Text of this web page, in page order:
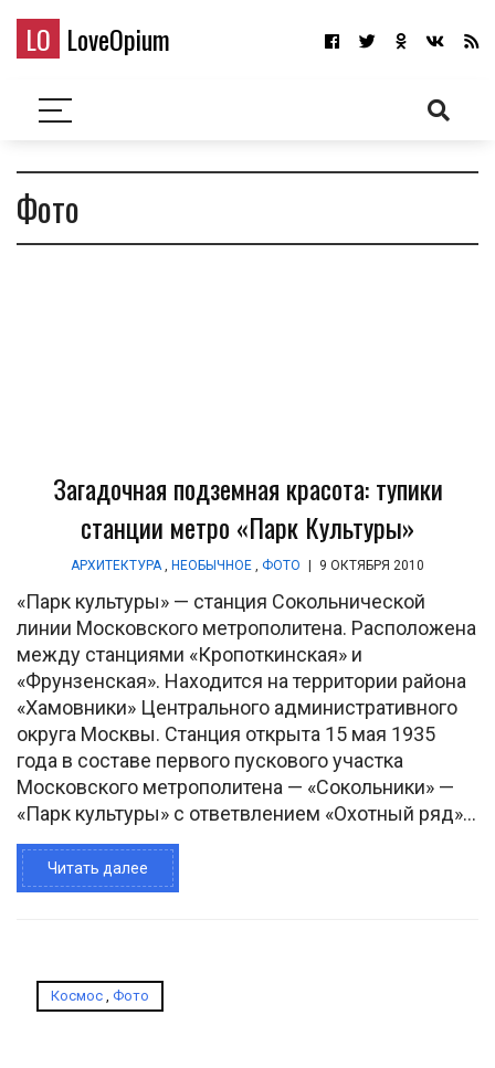
LO LoveOpium
Фото
Загадочная подземная красота: тупики
станции метро «Парк Культуры»
АРХИТЕКТУРА, НЕОБЫЧНОЕ , ФОТО 9 ОКТЯБРЯ 2010
«Парк культуры» — станция Сокольнической
линии Московского метрополитена. Расположена
между станциями «Кропоткинская» и
«Фрунзенская». Находится на территории района
«Хамовники» Центрального административного
округа Москвы. Станция открыта 15 мая 1935
года в составе первого пускового участка
Московского метрополитена — «Сокольники» —
«Парк культуры» с ответвлением «Охотный ряд»...
Читать далее
Космос , Фото